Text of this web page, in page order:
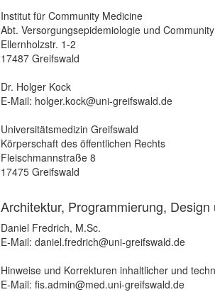
Institut für Community Medicine
Abt. Versorgungsepidemiologie und
Ellernholzstr. 1-2
17487 Greifswald
Dr. Holger Kock
E-Mail: holger.kock@uni-greifswald.de
Universitätsmedizin Greifswald
Körperschaft des öffentlichen Rechts
Fleischmannstraße 8
17475 Greifswald
Architektur, Programmierung,
Daniel Fredrich, M.Sc.
E-Mail: daniel.fredrich@uni-greifswald.de
Hinweise und Korrekturen inhaltlicher und
E-Mail: fis.admin@med.uni-greifswald.de